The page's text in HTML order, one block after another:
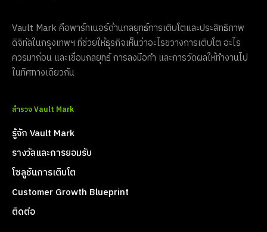
Vault Mark คือพาร์ทเนอร์ด้านกลยุทธ์การเติบโตและประสิทธิภาพ
ดิจิทัลในกรุงเทพฯ ที่ช่วยให้ธุรกิจเห็นว่าอะไรขวางการเติบโต อะไร
ควรมาก่อน และเชื่อมกลยุทธ์ การลงมือทำ และการวัดผลให้ทำงานไป
ในทิศทางเดียวกัน
สำรวจ Vault Mark
รู้จัก Vault Mark
รางวัลและการยอมรับ
โซลูชันการเติบโต
Customer Growth Blueprint
ติดต่อ